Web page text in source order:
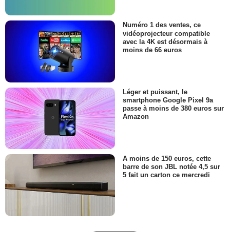
Numéro 1 des ventes, ce
vidéoprojecteur compatible
avec la 4K est désormais à
moins de 66 euros
Léger et puissant, le
smartphone Google Pixel 9a
passe à moins de 380 euros sur
Amazon
A moins de 150 euros, cette
barre de son JBL notée 4,5 sur
5 fait un carton ce mercredi